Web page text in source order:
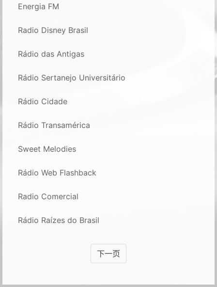
Energia FM
Radio Disney Brasil
Rádio das Antigas
Rádio Sertanejo Universitário
Rádio Cidade
Rádio Transamérica
Sweet Melodies
Rádio Web Flashback
Radio Comercial
Rádio Raízes do Brasil
下一页